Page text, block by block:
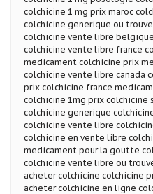
colchicine 1 mg prix maroc
colchicine generique ou
colchicine vente libre
colchicine vente libre france
medicament colchicine prix
colchicine vente libre canada
prix colchicine france
colchicine 1mg prix colchicine
colchicine generique
colchicine vente libre
colchicine en vente libre
medicament pour la goutte
colchicine vente libre ou
acheter colchicine colchicine
acheter colchicine en ligne